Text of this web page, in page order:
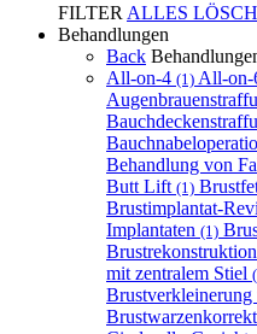
FILTER ALLES
Behandlungen
Back
All-on-4 (1) All-on-
Behandlung von
Butt Lift (1)
Brustimplantat-
Implantaten (1)
Brustrekonstruktion
mit zentralem Stiel
Brustverkleinerung